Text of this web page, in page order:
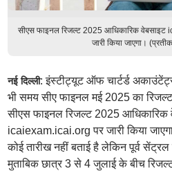
सीएस फाइनल रिजल्ट 2025 आधिकारिक
जारी किया जाएगा।
नई दिल्ली: इंस्टीट्यूट ऑफ चार्टर्ड
भी समय सीए फाइनल मई 2025 का
सीएस फाइनल रिजल्ट 2025
icaiexam.icai.org पर जारी किया
कोई तारीख नहीं बताई है लेकिन पूर्व
मुताबिक छात्र 3 से 4 जुलाई के बीच